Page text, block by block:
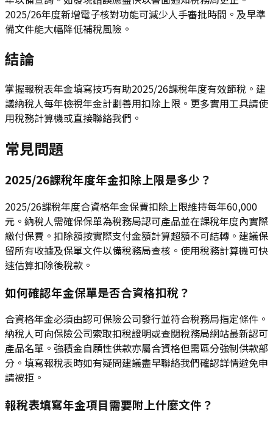
2025/26年度新增電子核對功能可減少人手審批時間。及早準
備文件能大幅降低補稅風險。
結論
掌握報稅表年金填寫技巧有助2025/26課稅年度有效節稅。建
議納稅人每年檢視年金計劃善用扣除上限。更多實用工具請使
用稅務計算機或直接聯絡我們。
常見問題
2025/26課稅年度年金扣除上限是多少？
2025/26課稅年度合資格年金保費扣除上限維持每年60,000
元。納稅人需確保保單為稅務局認可產品並在課稅年度內實際
繳付保費。扣除額按實際支付金額計算超額不可結轉。建議保
留所有收據及保單文件以備稅務局查核。使用稅務計算機可快
速估算扣除後稅款。
如何確認年金保單是否合資格扣稅？
合資格年金必須由認可保險公司發行並符合稅務局指定條件。
納稅人可向保險公司索取扣稅證明或查閱稅務局網站最新認可
產品名單。強積金自願性供款亦屬合資格但需區分強制供款部
分。填寫報稅表時如有疑問建議盡早聯絡我們確認詳情避免申
請被拒。
報稅表填寫年金項目需要附上什麼文件？